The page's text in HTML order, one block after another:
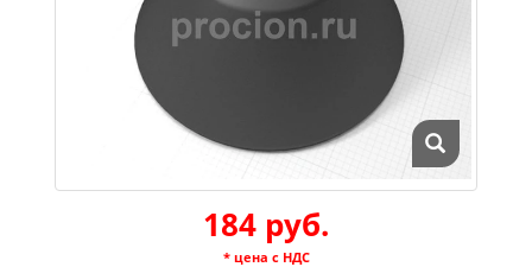
184 руб.
* цена с НДС